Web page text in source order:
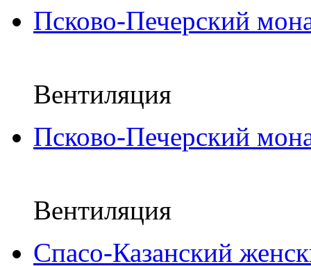
Псково-Печерский
Вентиляция
Псково-Печерский
Вентиляция
Спасо-Казанский